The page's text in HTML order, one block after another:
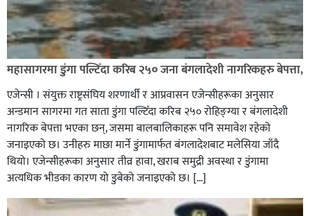
ग्यासमा कालोबजारी गरेको जनगुनासो गरेपछि जिल्लाका
सबैजसो डिलरमा प्रशासनले अनुगमन
महासागरमा डुंगा पल्टिँदा करिब २५० जना बंगलादेशी नागरिकहरु बेपत्ता,
एजेन्सी । संयुक्त राष्ट्रसंघिय शरणार्थी र आप्रवासन एजेन्सीहरूका अनुसार
अन्डमान सागरमा गत साता डुंगा पल्टिँदा करिब २५० रोहिङ्ग्या र बंगलादेशी
नागरिक बेपत्ता भएका छन्, जसमा बालबालिकाहरू पनि समावेश रहेको
जनाइएको छ। उनीहरु माछा मार्ने डुंगामार्फत बंगलादेशबाट मलेसिया जाँदै
थियो। एजेन्सीहरूका अनुसार तीव्र हावा, खराब समुद्री अवस्था र डुंगामा
अत्यधिक भीडका कारण यो डुबेको जनाइएको छ। […]